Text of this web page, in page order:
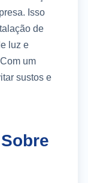
Isso
de
luz e
um
sustos e